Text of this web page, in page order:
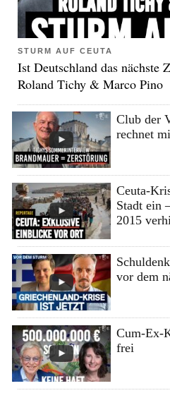
STURM AUF CEUTA
Ist Deutschland das nächste
Roland Tichy & Marco Pino
Club der
rechnet
Ceuta-
Stadt ein
2015
vor dem
Cum-Ex-
frei